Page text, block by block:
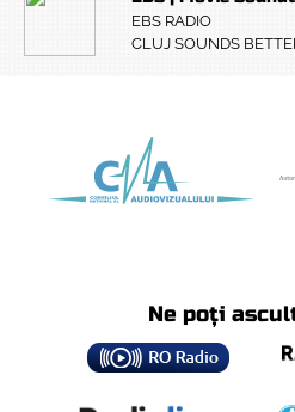
EBS RADIO
CLUJ SOUNDS
Ne poți